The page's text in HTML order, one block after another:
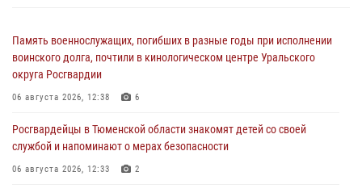
Память военнослужащих, погибших в разные годы при исполнении
воинского долга, почтили в кинологическом центре Уральского
округа Росгвардии
06 августа 2026, 12:38 6
Росгвардейцы в Тюменской области знакомят детей со своей
службой и напоминают о мерах безопасности
06 августа 2026, 12:33 2